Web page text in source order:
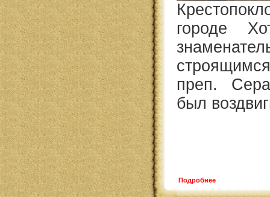
городе
преп.
был
Подробнее